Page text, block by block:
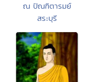
ณ ปัณฑิตารมย์
สระบุรี